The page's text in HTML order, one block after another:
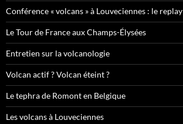
Conférence « volcans » à Louveciennes : le replay
Le Tour de France aux Champs-Élysées
Entretien sur la volcanologie
Volcan actif ? Volcan éteint ?
Le tephra de Romont en Belgique
Les volcans à Louveciennes